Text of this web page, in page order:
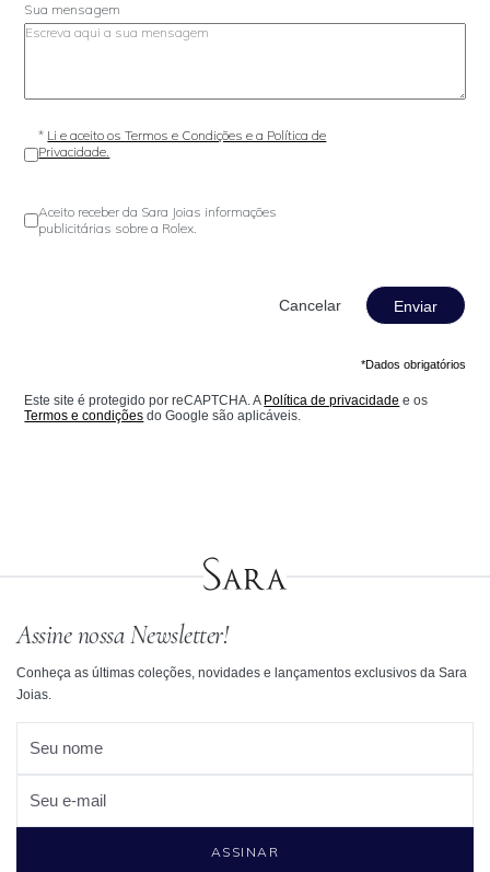
Sua mensagem
* Li e aceito os Termos e Condições e a Política de
Privacidade.
Aceito receber da Sara Joias informações
publicitárias sobre a Rolex.
Enviar
*Dados obrigatórios
Este site é protegido por reCAPTCHA. A Política de privacidade e os
Termos e condições do Google são aplicáveis.
Assine nossa Newsletter!
Conheça as últimas coleções, novidades e lançamentos exclusivos da Sara
Joias.
Seu nome
Seu e-mail
ASSINAR